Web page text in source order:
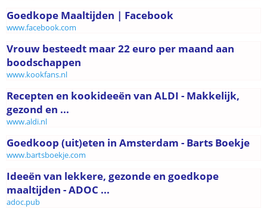
Goedkope Maaltijden | Facebook
www.facebook.com
Vrouw besteedt maar 22 euro per maand aan
boodschappen
www.kookfans.nl
Recepten en kookideeën van ALDI - Makkelijk,
gezond en ...
www.aldi.nl
Goedkoop (uit)eten in Amsterdam - Barts Boekje
www.bartsboekje.com
Ideeën van lekkere, gezonde en goedkope
maaltijden - ADOC ...
adoc.pub